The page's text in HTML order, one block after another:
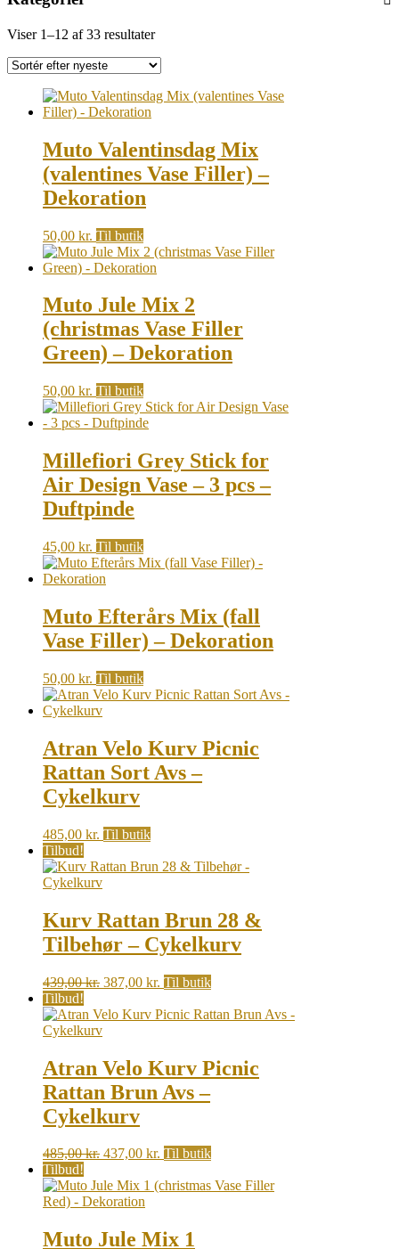
Viser 1–12 af 33 resultaterSorted
latest
Muto Valentinsdag Mix
(valentines Vase Filler) –
Dekoration
50,00 kr. Til butik
Muto Jule Mix 2
(christmas Vase Filler
Green) – Dekoration
50,00 kr. Til butik
Millefiori Grey Stick for
Air Design Vase – 3 pcs –
Duftpinde
45,00 kr. Til butik
Muto Efterårs Mix (fall
Vase Filler) – Dekoration
50,00 kr. Til butik
Atran Velo Kurv Picnic
Rattan Sort Avs –
Cykelkurv
485,00 kr. Til butik
Tilbud!
Kurv Rattan Brun 28 &
Tilbehør – Cykelkurv
439,00kr. Original
was:
387,00 kr. Current
is:
Til butik
Tilbud!
Atran Velo Kurv Picnic
Rattan Brun Avs –
Cykelkurv
485,00kr. Original
was:
485,00 kr..
437,00 kr. Current
is:
Til butik
Tilbud!
Muto Jule Mix 1